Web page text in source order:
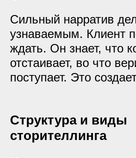
Сильный нарратив
узнаваемым. Клиент
ждать. Он знает, что
отстаивает, во что
поступает. Это
Структура и виды
сторителлинга